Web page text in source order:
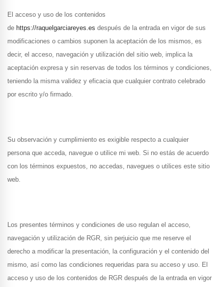
El acceso y uso de los contenidos
de https://raquelgarciareyes.es después de la entrada en vigor de sus
modificaciones o cambios suponen la aceptación de los mismos, es
decir, el acceso, navegación y utilización del sitio web, implica la
aceptación expresa y sin reservas de todos los términos y condiciones,
teniendo la misma validez y eficacia que cualquier contrato celebrado
por escrito y/o firmado.
Su observación y cumplimiento es exigible respecto a cualquier
persona que acceda, navegue o utilice mi web. Si no estás de acuerdo
con los términos expuestos, no accedas, navegues o utilices este sitio
web.
Los presentes términos y condiciones de uso regulan el acceso,
navegación y utilización de RGR, sin perjuicio que me reserve el
derecho a modificar la presentación, la configuración y el contenido del
mismo, así como las condiciones requeridas para su acceso y uso. El
acceso y uso de los contenidos de RGR después de la entrada en vigor